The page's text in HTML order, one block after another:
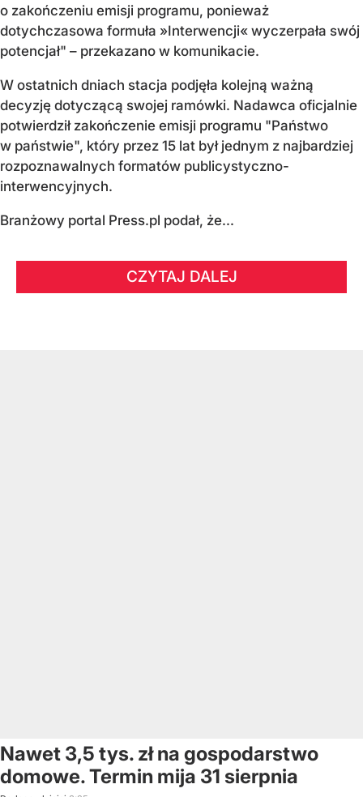
o zakończeniu emisji programu, ponieważ
dotychczasowa formuła »Interwencji« wyczerpała swój
potencjał" – przekazano w komunikacie.
W ostatnich dniach stacja podjęła kolejną ważną
decyzję dotyczącą swojej ramówki. Nadawca oficjalnie
potwierdził zakończenie emisji programu "Państwo
w państwie", który przez 15 lat był jednym z najbardziej
rozpoznawalnych formatów publicystyczno-
interwencyjnych.
Branżowy portal Press.pl podał, że...
CZYTAJ DALEJ
Nawet 3,5 tys. zł na gospodarstwo
domowe. Termin mija 31 sierpnia